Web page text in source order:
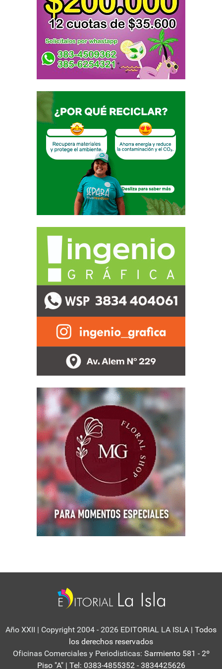
Año XXII | Copyright 2004 - 2026 EDITORIAL LA ISLA | Todos
los derechos reservados
Oficinas Comerciales y Periodisticas: Sarmiento 581 - 2º
Piso "A" | Tel: 0383-4855352 - 3834425626